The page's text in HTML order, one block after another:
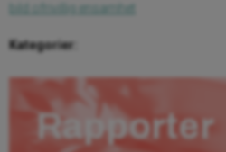
bild ofrivillig ensamhet
Kategorier:
Rapporter